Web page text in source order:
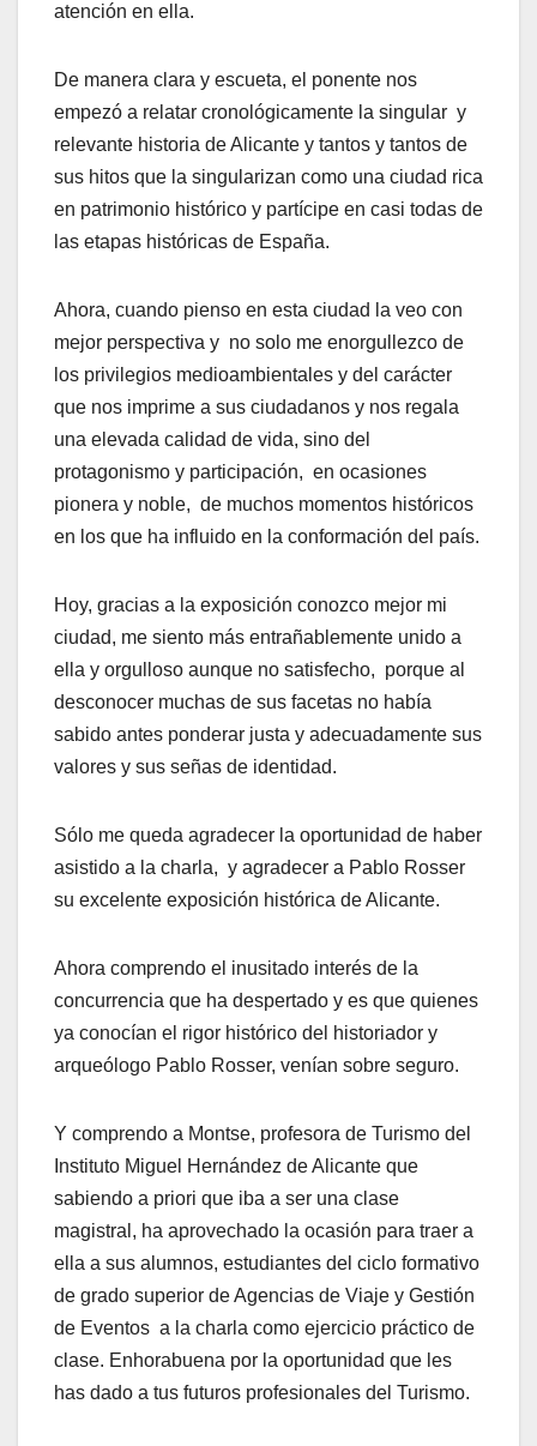
atención en ella.
De manera clara y escueta, el ponente nos
empezó a relatar cronológicamente la singular y
relevante historia de Alicante y tantos y tantos de
sus hitos que la singularizan como una ciudad rica
en patrimonio histórico y partícipe en casi todas de
las etapas históricas de España.
Ahora, cuando pienso en esta ciudad la veo con
mejor perspectiva y no solo me enorgullezco de
los privilegios medioambientales y del carácter
que nos imprime a sus ciudadanos y nos regala
una elevada calidad de vida, sino del
protagonismo y participación, en ocasiones
pionera y noble, de muchos momentos históricos
en los que ha influido en la conformación del país.
Hoy, gracias a la exposición conozco mejor mi
ciudad, me siento más entrañablemente unido a
ella y orgulloso aunque no satisfecho, porque al
desconocer muchas de sus facetas no había
sabido antes ponderar justa y adecuadamente sus
valores y sus señas de identidad.
Sólo me queda agradecer la oportunidad de haber
asistido a la charla, y agradecer a Pablo Rosser
su excelente exposición histórica de Alicante.
Ahora comprendo el inusitado interés de la
concurrencia que ha despertado y es que quienes
ya conocían el rigor histórico del historiador y
arqueólogo Pablo Rosser, venían sobre seguro.
Y comprendo a Montse, profesora de Turismo del
Instituto Miguel Hernández de Alicante que
sabiendo a priori que iba a ser una clase
magistral, ha aprovechado la ocasión para traer a
ella a sus alumnos, estudiantes del ciclo formativo
de grado superior de Agencias de Viaje y Gestión
de Eventos a la charla como ejercicio práctico de
clase. Enhorabuena por la oportunidad que les
has dado a tus futuros profesionales del Turismo.